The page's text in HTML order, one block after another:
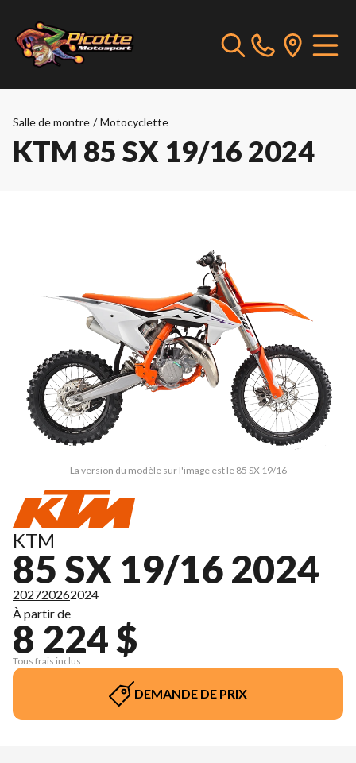
Salle de montre / Motocyclette
KTM 85 SX 19/16 2024
La version du modèle sur l'image est le 85 SX 19/16
KTM
85 SX 19/16 2024
202720262024
À partir de
8 224 $
Tous frais inclus
DEMANDE DE PRIX